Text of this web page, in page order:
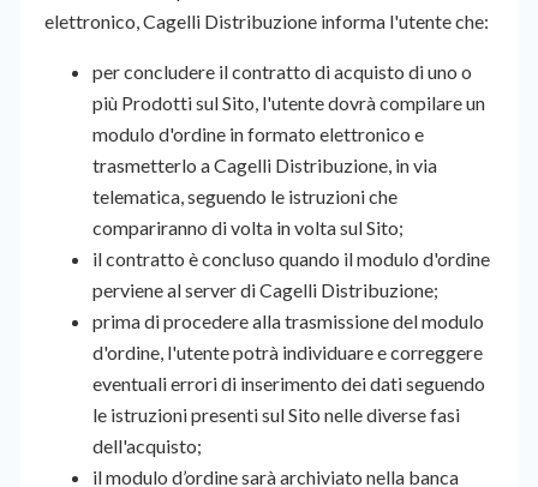
elettronico, Cagelli Distribuzione informa l'utente che:
per concludere il contratto di acquisto di uno o
più Prodotti sul Sito, l'utente dovrà compilare un
modulo d'ordine in formato elettronico e
trasmetterlo a Cagelli Distribuzione, in via
telematica, seguendo le istruzioni che
compariranno di volta in volta sul Sito;
il contratto è concluso quando il modulo d'ordine
perviene al server di Cagelli Distribuzione;
prima di procedere alla trasmissione del modulo
d'ordine, l'utente potrà individuare e correggere
eventuali errori di inserimento dei dati seguendo
le istruzioni presenti sul Sito nelle diverse fasi
dell'acquisto;
il modulo d’ordine sarà archiviato nella banca